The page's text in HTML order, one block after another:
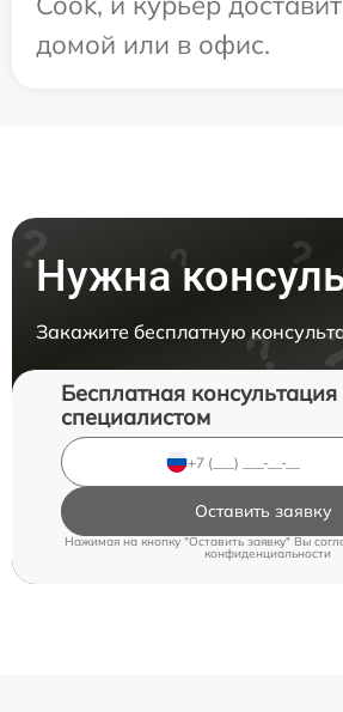
домой или в офис.
Нужна
Закажите бесплатную
Бесплатная консультация
специалистом
Оставить заявку
Нажимая на кнопку "Оставить заявку" Вы
конфиденциальности